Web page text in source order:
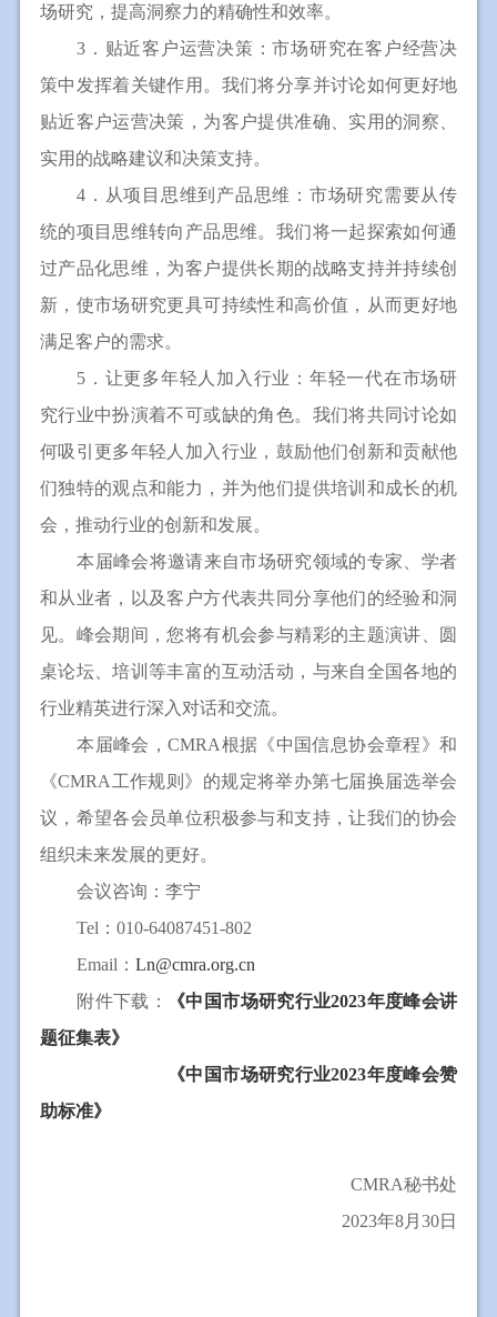
场研究，提高洞察力的精确性和效率。
3．贴近客户运营决策：市场研究在客户经营决
策中发挥着关键作用。我们将分享并讨论如何更好地
贴近客户运营决策，为客户提供准确、实用的洞察、
实用的战略建议和决策支持。
4． 从项目思维到产品思维：市场研究需要从传
统的项目思维转向产品思维。我们将一起探索如何通
过产品化思维，为客户提供长期的战略支持并持续创
新，使市场研究更具可持续性和高价值，从而更好地
满足客户的需求。
5．让更多年轻人加入行业：年轻一代在市场研
究行业中扮演着不可或缺的角色。我们将共同讨论如
何吸引更多年轻人加入行业，鼓励他们创新和贡献他
们独特的观点和能力，并为他们提供培训和成长的机
会，推动行业的创新和发展。
本届峰会将邀请来自市场研究领域的专家、学者
和从业者，以及客户方代表共同分享他们的经验和洞
见。峰会期间，您将有机会参与精彩的主题演讲、圆
桌论坛、培训等丰富的互动活动，与来自全国各地的
行业精英进行深入对话和交流。
本届峰会，CMRA根据《中国信息协会章程》和
《CMRA工作规则》的规定将举办第七届换届选举会
议，希望各会员单位积极参与和支持，让我们的协会
组织未来发展的更好。
会议咨询 ：李宁
Tel：010-64087451-802
Email：Ln@cmra.org.cn
附件下载：
《中国市场研究行业2023年度峰会讲
题征集表》
《中国市场研究行业2023年度峰会赞
助标准》
CMRA秘书处
2023年8月30日